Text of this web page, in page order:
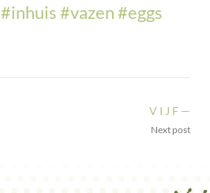
#inhuis#vazen#eggs
V I J F —
Next post